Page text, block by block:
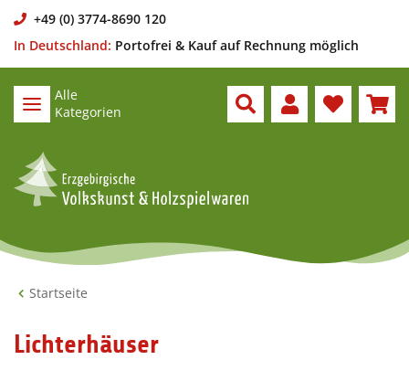
+49 (0) 3774-8690 120
In Deutschland: Portofrei & Kauf auf Rechnung möglich
Alle
Kategorien
Startseite
Lichterhäuser